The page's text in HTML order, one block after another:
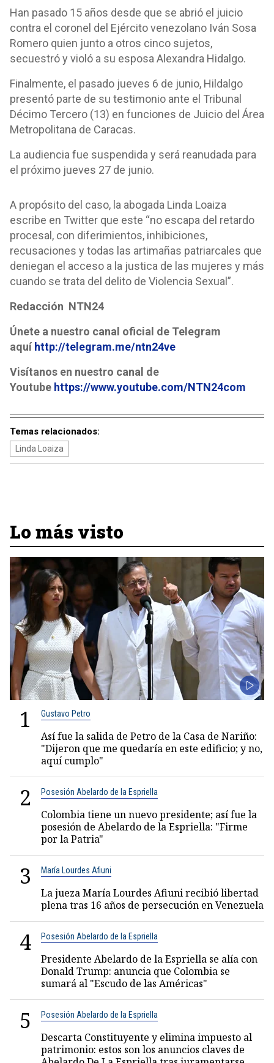
Han pasado 15 años desde que se abrió el juicio
contra el coronel del Ejército venezolano Iván Sosa
Romero quien junto a otros cinco sujetos,
secuestró y violó a su esposa Alexandra Hidalgo.
Finalmente, el pasado jueves 6 de junio, Hildalgo
presentó parte de su testimonio ante el Tribunal
Décimo Tercero (13) en funciones de Juicio del Área
Metropolitana de Caracas.
La audiencia fue suspendida y será reanudada para
el próximo jueves 27 de junio.
A propósito del caso, la abogada Linda Loaiza
escribe en Twitter que este “no escapa del retardo
procesal, con diferimientos, inhibiciones,
recusaciones y todas las artimañas patriarcales que
deniegan el acceso a la justica de las mujeres y más
cuando se trata del delito de Violencia Sexual”.
Redacción NTN24
Únete a nuestro canal oficial de Telegram
aquí http://telegram.me/ntn24ve
Visítanos en nuestro canal de
Youtube https://www.youtube.com/NTN24com
Temas relacionados:
Linda Loaiza
Lo más visto
1 Gustavo Petro
Así fue la salida de Petro de la Casa de Nariño:
"Dijeron que me quedaría en este edificio; y no,
aquí cumplo"
2 Posesión Abelardo de la Espriella
Colombia tiene un nuevo presidente; así fue la
posesión de Abelardo de la Espriella: "Firme
por la Patria"
3 María Lourdes Afiuni
La jueza María Lourdes Afiuni recibió libertad
plena tras 16 años de persecución en Venezuela
4 Posesión Abelardo de la Espriella
Presidente Abelardo de la Espriella se alía con
Donald Trump: anuncia que Colombia se
sumará al "Escudo de las Américas"
5 Posesión Abelardo de la Espriella
Descarta Constituyente y elimina impuesto al
patrimonio: estos son los anuncios claves de